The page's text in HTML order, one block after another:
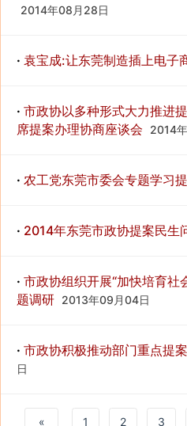
2014年08月28日
· 袁宝成:让东莞制造插上电子
· 市政协以多种形式大力推进
席提案办理协商座谈会
2014
· 农工党东莞市委会专题学习
· 2014年东莞市政协提案民生
· 市政协组织开展“加快培育社
题调研 2013年09月04日
· 市政协积极推动部门重点提
日
« 1 2 3